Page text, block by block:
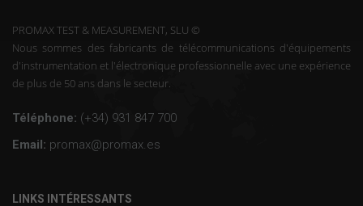
PROMAX TEST & MEASUREMENT, SLU ©
Nous sommes des fabricants de télécommunications d'équipements
d'instrumentation et l'électronique professionnelle avec une expérience
de plus de 50 ans dans le secteur.
Téléphone: (+34) 931 847 700
Email: promax@promax.es
LINKS INTÉRESSANTS